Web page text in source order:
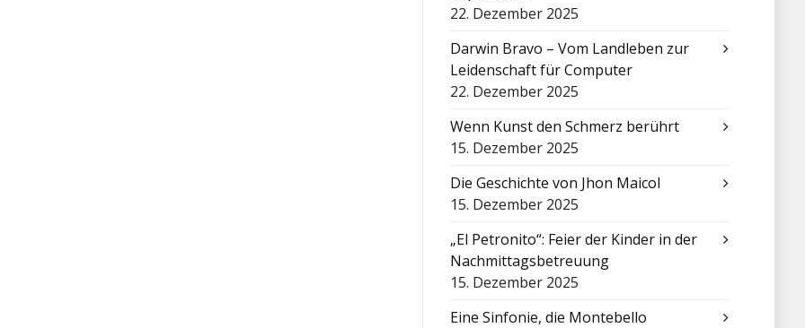
22. Dezember 2025
Darwin Bravo – Vom Landleben zur
Leidenschaft für Computer
22. Dezember 2025
Wenn Kunst den Schmerz berührt
15. Dezember 2025
Die Geschichte von Jhon Maicol
15. Dezember 2025
„El Petronito“: Feier der Kinder in der
Nachmittagsbetreuung
15. Dezember 2025
Eine Sinfonie, die Montebello